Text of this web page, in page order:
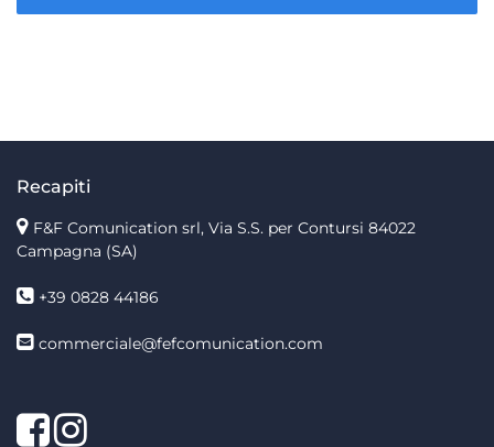
Recapiti
F&F Comunication srl, Via S.S. per Contursi 84022
Campagna (SA)
+39 0828 44186
commerciale@fefcomunication.com
Facebook
Twitter